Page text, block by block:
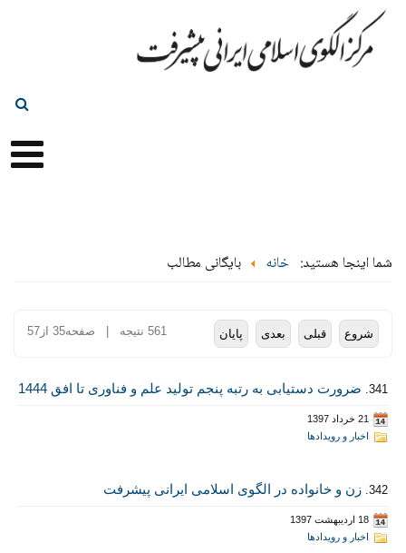
شما اینجا هستید: خانه بایگانی مطالب
شروع قبلی بعدی پایان 561 نتیجه | صفحه35 از57
341. ضرورت دستیابی به رتبه پنجم تولید علم و فناوری تا افق 1444
21 خرداد 1397
اخبار و رویدادها
342. زن و خانواده در الگوی اسلامی ایرانی پیشرفت
18 اردیبهشت 1397
اخبار و رویدادها